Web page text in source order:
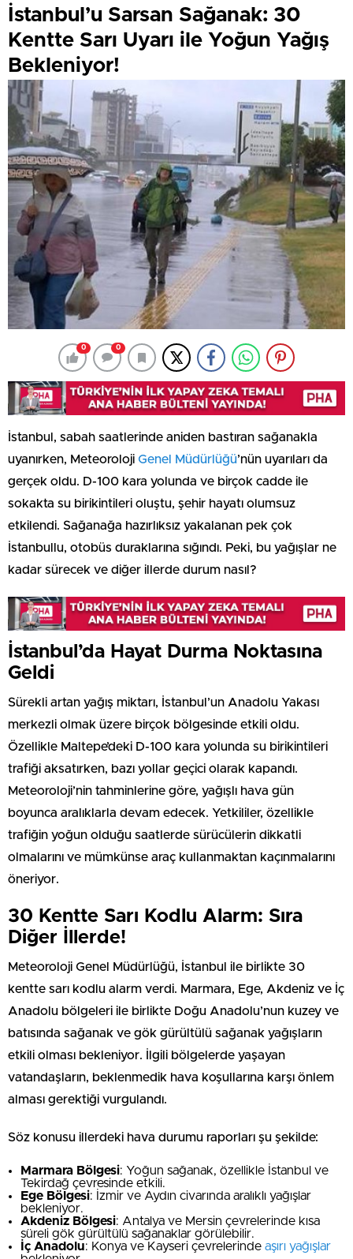
İstanbul’u Sarsan Sağanak: 30
Kentte Sarı Uyarı ile Yoğun Yağış
Bekleniyor!
0 0
İstanbul, sabah saatlerinde aniden bastıran sağanakla
uyanırken, Meteoroloji Genel Müdürlüğü’nün uyarıları da
gerçek oldu. D-100 kara yolunda ve birçok cadde ile
sokakta su birikintileri oluştu, şehir hayatı olumsuz
etkilendi. Sağanağa hazırlıksız yakalanan pek çok
İstanbullu, otobüs duraklarına sığındı. Peki, bu yağışlar ne
kadar sürecek ve diğer illerde durum nasıl?
İstanbul’da Hayat Durma Noktasına
Geldi
Sürekli artan yağış miktarı, İstanbul’un Anadolu Yakası
merkezli olmak üzere birçok bölgesinde etkili oldu.
Özellikle Maltepe’deki D-100 kara yolunda su birikintileri
trafiği aksatırken, bazı yollar geçici olarak kapandı.
Meteoroloji’nin tahminlerine göre, yağışlı hava gün
boyunca aralıklarla devam edecek. Yetkililer, özellikle
trafiğin yoğun olduğu saatlerde sürücülerin dikkatli
olmalarını ve mümkünse araç kullanmaktan kaçınmalarını
öneriyor.
30 Kentte Sarı Kodlu Alarm: Sıra
Diğer İllerde!
Meteoroloji Genel Müdürlüğü, İstanbul ile birlikte 30
kentte sarı kodlu alarm verdi. Marmara, Ege, Akdeniz ve İç
Anadolu bölgeleri ile birlikte Doğu Anadolu’nun kuzey ve
batısında sağanak ve gök gürültülü sağanak yağışların
etkili olması bekleniyor. İlgili bölgelerde yaşayan
vatandaşların, beklenmedik hava koşullarına karşı önlem
alması gerektiği vurgulandı.
Söz konusu illerdeki hava durumu raporları şu şekilde:
Marmara Bölgesi: Yoğun sağanak, özellikle İstanbul ve
Tekirdağ çevresinde etkili.
Ege Bölgesi: İzmir ve Aydın civarında aralıklı yağışlar
bekleniyor.
Akdeniz Bölgesi: Antalya ve Mersin çevrelerinde kısa
süreli gök gürültülü sağanaklar görülebilir.
İç Anadolu: Konya ve Kayseri çevrelerinde aşırı yağışlar